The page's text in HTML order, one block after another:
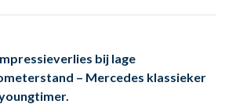
bij lage
– Mercedes klassieker